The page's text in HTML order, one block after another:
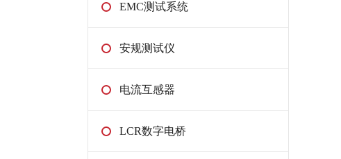
EMC测试系统
安规测试仪
电流互感器
LCR数字电桥